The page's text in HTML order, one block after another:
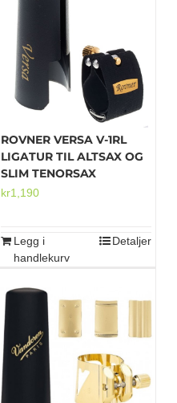
ROVNER VERSA V-1RL
LIGATUR TIL ALTSAX OG
SLIM TENORSAX
kr1,190
Legg i
handlekurv
Detaljer